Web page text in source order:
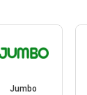
Jumbo